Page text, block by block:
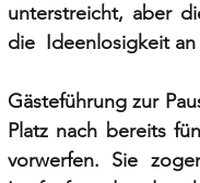
unterstreicht, aber
die  Ideenlosigkeit
Gästeführung zur
Platz nach bereits
vorwerfen. Sie